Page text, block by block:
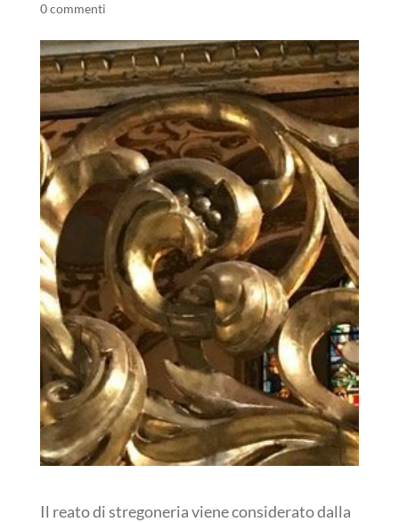
0 commenti
Il reato di stregoneria viene considerato dalla